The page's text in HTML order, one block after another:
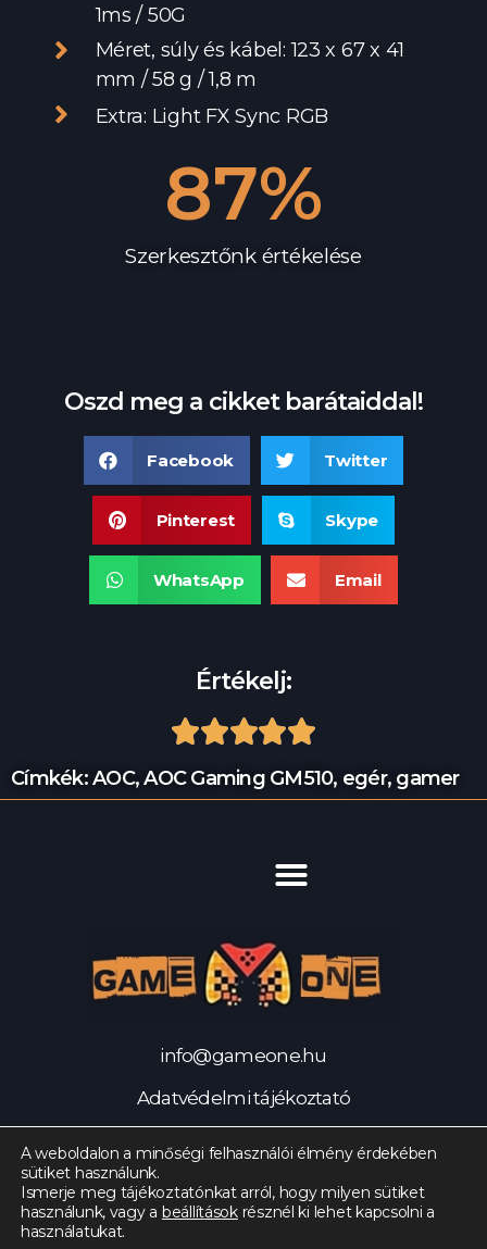
1ms / 50G
Méret, súly és kábel: 123 x 67 x 41
mm / 58 g / 1,8 m
Extra: Light FX Sync RGB
88%
Szerkesztőnk értékelése
Oszd meg a cikket barátaiddal!
Facebook Twitter
Pinterest Skype
WhatsApp Email
Értékelj:

Címkék:AOC,AOC Gaming GM510, egér, gamer
info@gameone.hu
Adatvédelmi tájékoztató
© 2021 Az oldalt készítette: Balance Media
A weboldalon a minőségi felhasználói élmény érdekében
sütiket használunk.
Ismerje meg tájékoztatónkat arról, hogy milyen sütiket
használunk, vagy a beállításokrésznél ki lehet kapcsolni a
használatukat.